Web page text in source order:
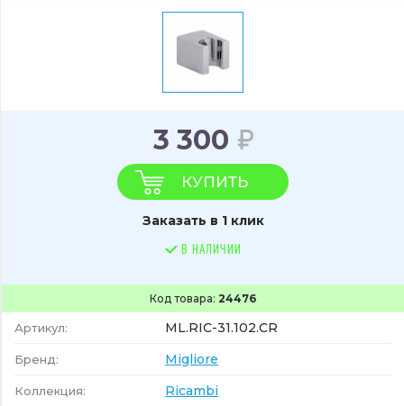
Код товара: 24476
Артикул: ML.RIC-31.102.CR
Бренд: Migliore
Коллекция: Ricambi
3 300
КУПИТЬ
Заказать в 1 клик
В НАЛИЧИИ